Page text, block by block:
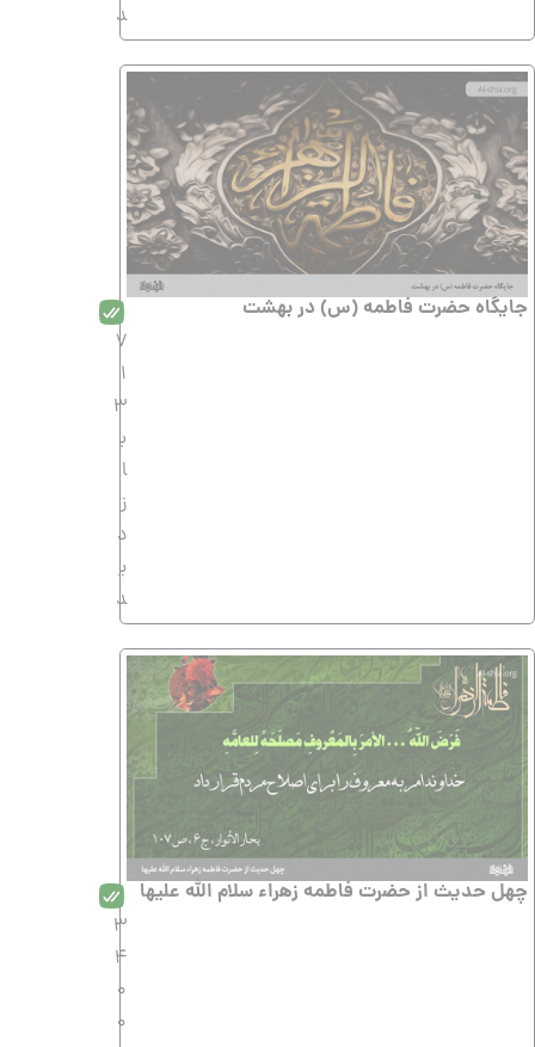
د
جایگاه حضرت فاطمه (س) در بهشت
7
1
3
ب
ا
ز
د
ی
د
چهل حدیث از حضرت فاطمه زهراء سلام الله علیها
3
4
0
0